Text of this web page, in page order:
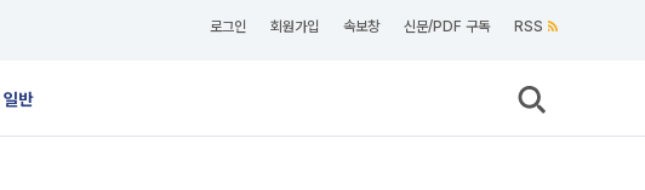
로그인 회원가입 속보창 신문/PDF 구독 RSS
일반